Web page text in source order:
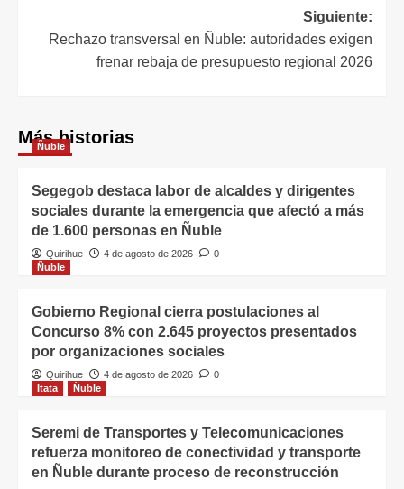
Siguiente:
Rechazo transversal en Ñuble: autoridades exigen
frenar rebaja de presupuesto regional 2026
Más historias
Ñuble
Segegob destaca labor de alcaldes y dirigentes
sociales durante la emergencia que afectó a más
de 1.600 personas en Ñuble
Quirihue 4 de agosto de 2026
0
Ñuble
Gobierno Regional cierra postulaciones al
Concurso 8% con 2.645 proyectos presentados
por organizaciones sociales
Quirihue 4 de agosto de 2026
0
Itata
Ñuble
Seremi de Transportes y Telecomunicaciones
refuerza monitoreo de conectividad y transporte
en Ñuble durante proceso de reconstrucción